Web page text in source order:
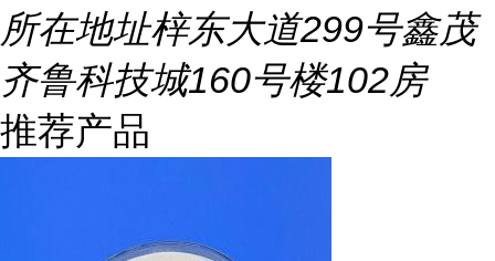
所在地址梓东大道299号鑫茂
齐鲁科技城160号楼102房
推荐产品